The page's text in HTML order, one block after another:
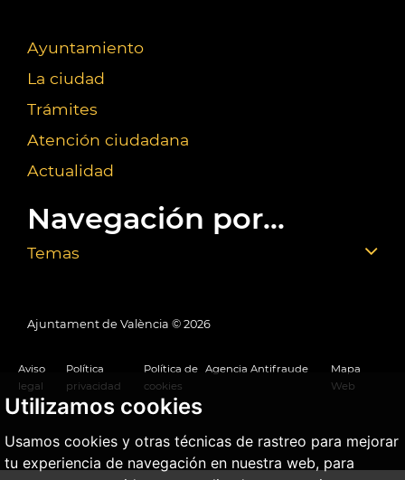
Utilizamos cookies
Usamos cookies y otras técnicas de rastreo para mejorar
tu experiencia de navegación en nuestra web, para
Ayuntamiento
La ciudad
Trámites
Atención ciudadana
Actualidad
Navegación por...
Temas
Ajuntament de València © 2026
Aviso
legal
Política
privacidad
Política de
cookies
Agencia Antifraude
Mapa
Web